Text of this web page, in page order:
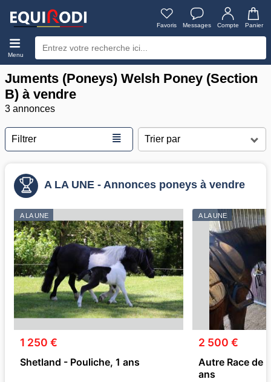
Favoris Messages Compte Panier
Menu
Juments (Poneys) Welsh Poney (Section
B) à vendre
3 annonces
Filtrer ≣
A LA UNE - Annonces poneys à vendre
A LA UNE
1 250 €
Shetland - Pouliche, 1 ans
A LA UNE
2 500 €
Autre Race de
ans